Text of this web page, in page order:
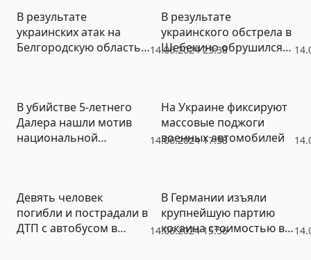
14.06.2024 23:38
В результате
украинских атак на
Белгородскую область
В результате
украинского обстрела в
Шебекино обрушился
14.06.2024 17:58
В убийстве 5-летнего
Далера нашли мотив
национальной
На Украине фиксируют
массовые поджоги
военных автомобилей
14.06.2024 15:56
Девять человек
погибли и пострадали в
ДТП с автобусом в
В Германии изъяли
крупнейшую партию
кокаина стоимостью в